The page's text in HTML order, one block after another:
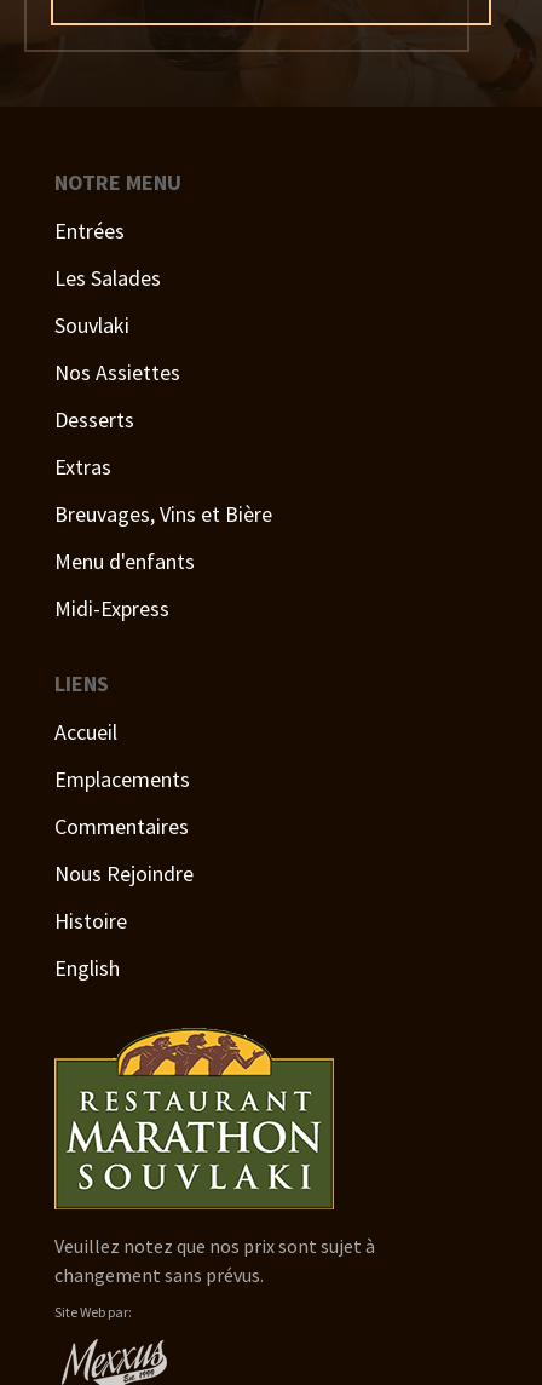
NOTRE MENU
Entrées
Les Salades
Souvlaki
Nos Assiettes
Desserts
Extras
Breuvages, Vins et Bière
Menu d'enfants
Midi-Express
LIENS
Accueil
Emplacements
Commentaires
Nous Rejoindre
Histoire
English
Veuillez notez que nos prix sont sujet à
changement sans prévus.
Site Web par: